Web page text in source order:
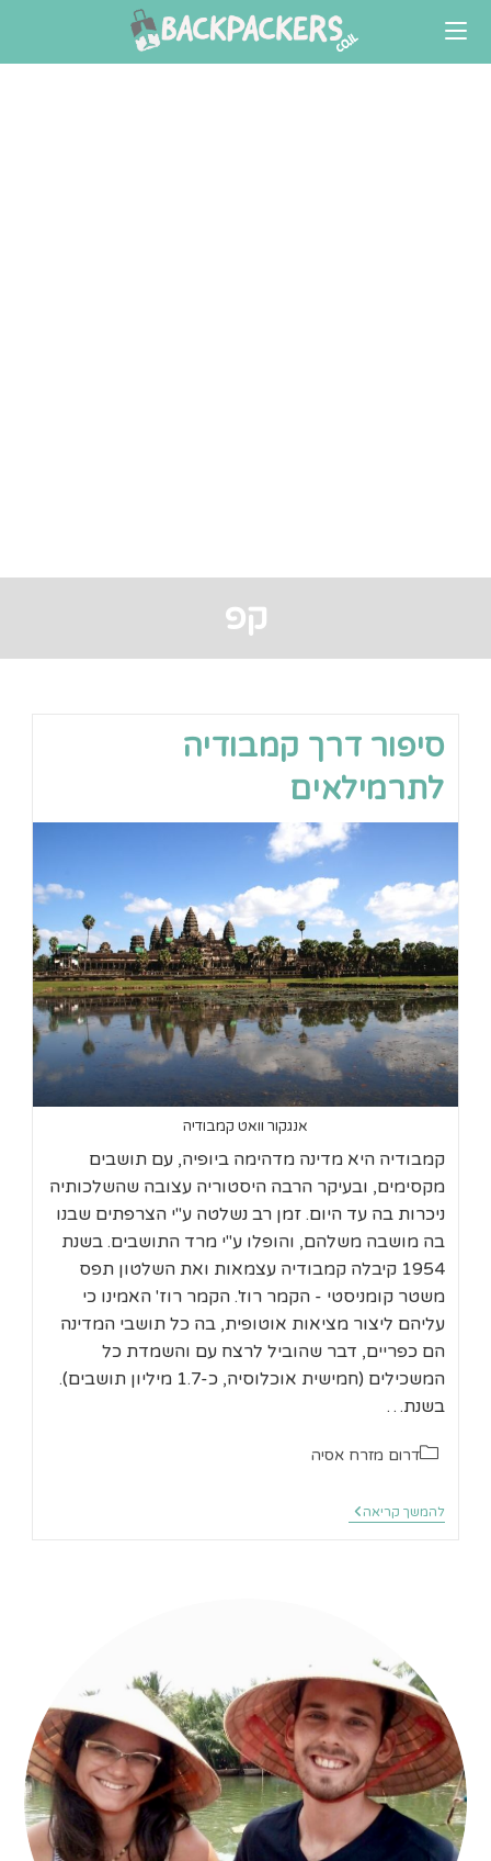
content
קפ
סיפור דרך קמבודיה
לתרמילאים
אנגקור וואט קמבודיה
קמבודיה היא מדינה מדהימה ביופיה, עם תושבים
מקסימים, ובעיקר הרבה היסטוריה עצובה שהשלכותיה
ניכרות בה עד היום. זמן רב נשלטה ע"י הצרפתים שבנו
בה מושבה משלהם, והופלו ע"י מרד התושבים. בשנת
1954 קיבלה קמבודיה עצמאות ואת השלטון תפס
משטר קומניסטי - הקמר רוז'. הקמר רוז' האמינו כי
עליהם ליצור מציאות אוטופית, בה כל תושבי המדינה
הם כפריים, דבר שהוביל לרצח עם והשמדת כל
המשכילים (חמישית אוכלוסיה, כ-1.7 מיליון תושבים).
בשנת…
קטגוריה:
דרום מזרח אסיה
להמשך קריאה סיפור
דרך